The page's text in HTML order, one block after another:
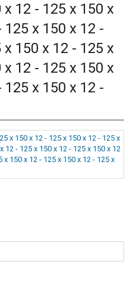
12 - 125 x 150 x
125 x 150 x 12 -
150 x 12 - 125 x
12 - 125 x 150 x
125 x 150 x 12 -